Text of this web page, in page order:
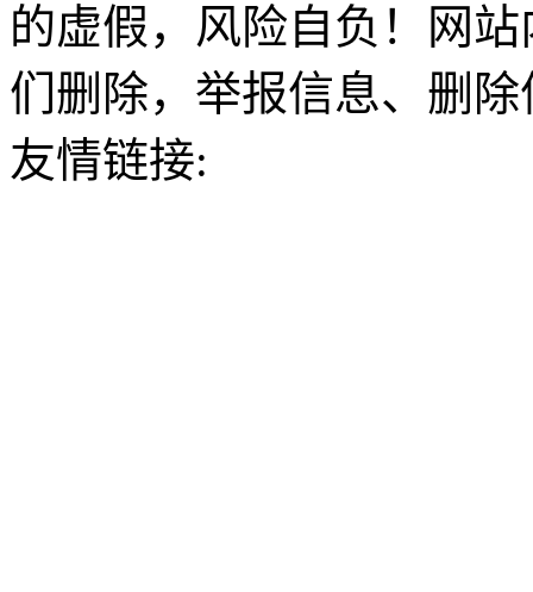
的虚假，风险自负！网
们删除，举报信息、删
友情链接: